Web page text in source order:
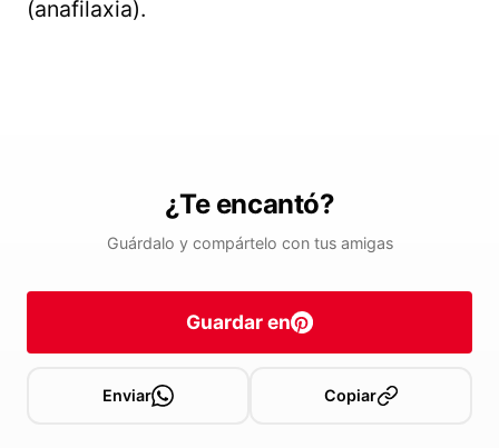
(anafilaxia).
¿Te encantó?
Guárdalo y compártelo con tus amigas
Guardar en
Enviar Copiar